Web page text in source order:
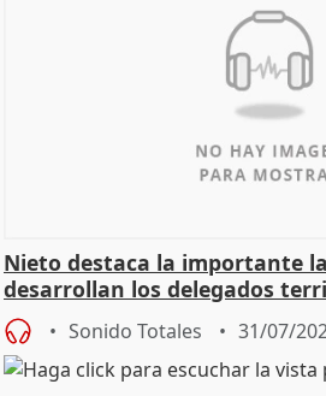
Nieto destaca la importante
desarrollan los delegados
Sonido Totales 31/07/